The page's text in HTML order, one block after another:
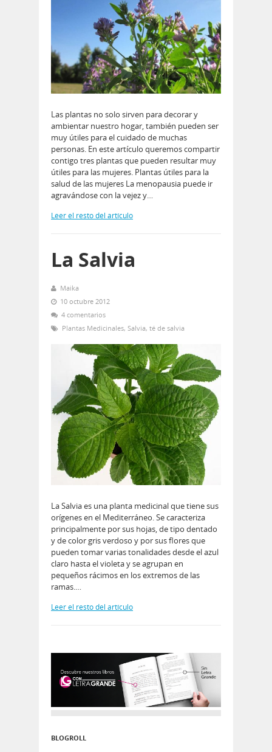
Las plantas no solo sirven para decorar y
ambientar nuestro hogar, también pueden ser
muy útiles para el cuidado de muchas
personas. En este artículo queremos compartir
contigo tres plantas que pueden resultar muy
útiles para las mujeres. Plantas útiles para la
salud de las mujeres La menopausia puede ir
agravándose con la vejez y…
Leer el resto del artículo
La Salvia
Maika
10 octubre 2012
4 comentarios
Plantas Medicinales, Salvia, té de salvia
La Salvia es una planta medicinal que tiene sus
orígenes en el Mediterráneo. Se caracteriza
principalmente por sus hojas, de tipo dentado
y de color gris verdoso y por sus flores que
pueden tomar varias tonalidades desde el azul
claro hasta el violeta y se agrupan en
pequeños rácimos en los extremos de las
ramas.…
Leer el resto del artículo
BLOGROLL